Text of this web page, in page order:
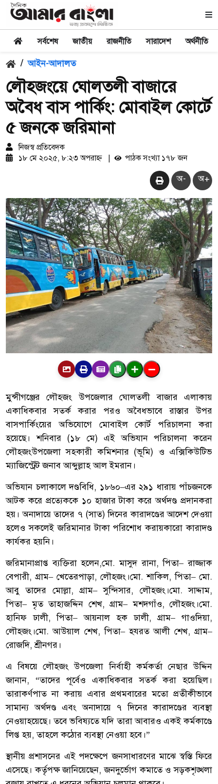
সর্বশেষ জাতীয় রাজনীতি সারাদেশ অর্থনীতি
/ আইন-আদালত
লৌহজংয়ে ঘোলতলী বাজারে
অবৈধ বাস পার্কিং: মোবাইল কোর্টে
৫ জনকে জরিমানা
নিজস্ব প্রতিবেদক
১৮ মে ২০২৫, ৮:২৩ অপরাহ্ন
পাঠক সংখ্যা ১৭৮ জন
অ- অ+
মুন্সীগঞ্জের লৌহজং উপজেলার ঘোলতলী বাজার
এলাকায়
একাধিকবার
সতর্ক করার পরও অবৈধভাবে রাস্তার
উপর
বাসপার্কিংয়ের অভিযোগে মোবাইল কোর্ট পরিচালনা
করা
হয়েছে।
শনিবার(১৮ মে)এই অভিযান পরিচালনা করেন
লৌহজংউপজেলা সহকারী কমিশনার(ভূমি) ও এক্সিকিউটিভ
ম্যাজিস্ট্রেট জনাব আব্দুল্লাহ আল ইমরান।
অভিযান চলাকালে দণ্ডবিধি, ১৮৬০–এর ২৯১ ধারায় পাঁচজনকে
আটক করে প্রত্যেককে ১০ হাজার টাকা করে অর্থদণ্ড প্রদানকরা
হয়। অনাদায়ে তাদের ৭ (সাত)দিনের কারাদণ্ডের আদেশ দেওয়া
হলেও সকলেই জরিমানার টাকা পরিশোধ করায়কারো কারাদণ্ড
কার্যকর হয়নি।
জরিমানাপ্রাপ্ত ব্যক্তিরা হলেন,মো.মাসুদ রানা,পিতা–রাজ্জাক
বেপারী, গ্রাম– খেতেরপাড়া, লৌহজং।মো.শাকিল,পিতা– মো.
আবু
তাদের মোল্লা,গ্রাম–সুন্দিসার, লৌহজং।মো.সাদ্দাম,
পিতা–মৃত তাহাজদ্দিন শেখ, গ্রাম–মশদগাঁও, লৌহজং।মো.
হানিফ ঢালী,পিতা–আয়নাল হক ঢালী,গ্রাম–গাওদিয়া,
লৌহজং।মো.আউয়াল শেখ,পিতা–হযরত আলী শেখ,গ্রাম–
রোজদি,শ্রীনগর।
এ বিষয়ে লৌহজং উপজেলা নির্বাহী কর্মকর্তা নেছার উদ্দিন
জানান, “তাদের পূর্বেও একাধিকবার সতর্ক করা হয়েছিল।
তারাকর্ণপাত না করায় এবার প্রথমবারের মতো প্রতীকীভাবে
সামান্য অর্থদণ্ড এবং অনাদায়ে ৭ দিনের কারাদণ্ডের ব্যবস্থা
নেওয়াহয়েছে। তবে ভবিষ্যতে যদি তারা আবারও একই কর্মকাণ্ডে
লিপ্ত হয়,তাহলে কঠোর ব্যবস্থা নেওয়া হবে।”
স্থানীয় প্রশাসনের এই পদক্ষেপে জনসাধারণের মাঝে স্বস্তি ফিরে
এসেছে। কর্তৃপক্ষ জানিয়েছেন,জনদুর্ভোগ কমাতে ও সড়কশৃঙ্খলা